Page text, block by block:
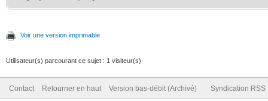
Voir une version imprimable
Utilisateur(s) parcourant ce sujet : 1 visiteur(s)
Contact Retourner en haut Version bas-débit (Archivé) Syndication RSS